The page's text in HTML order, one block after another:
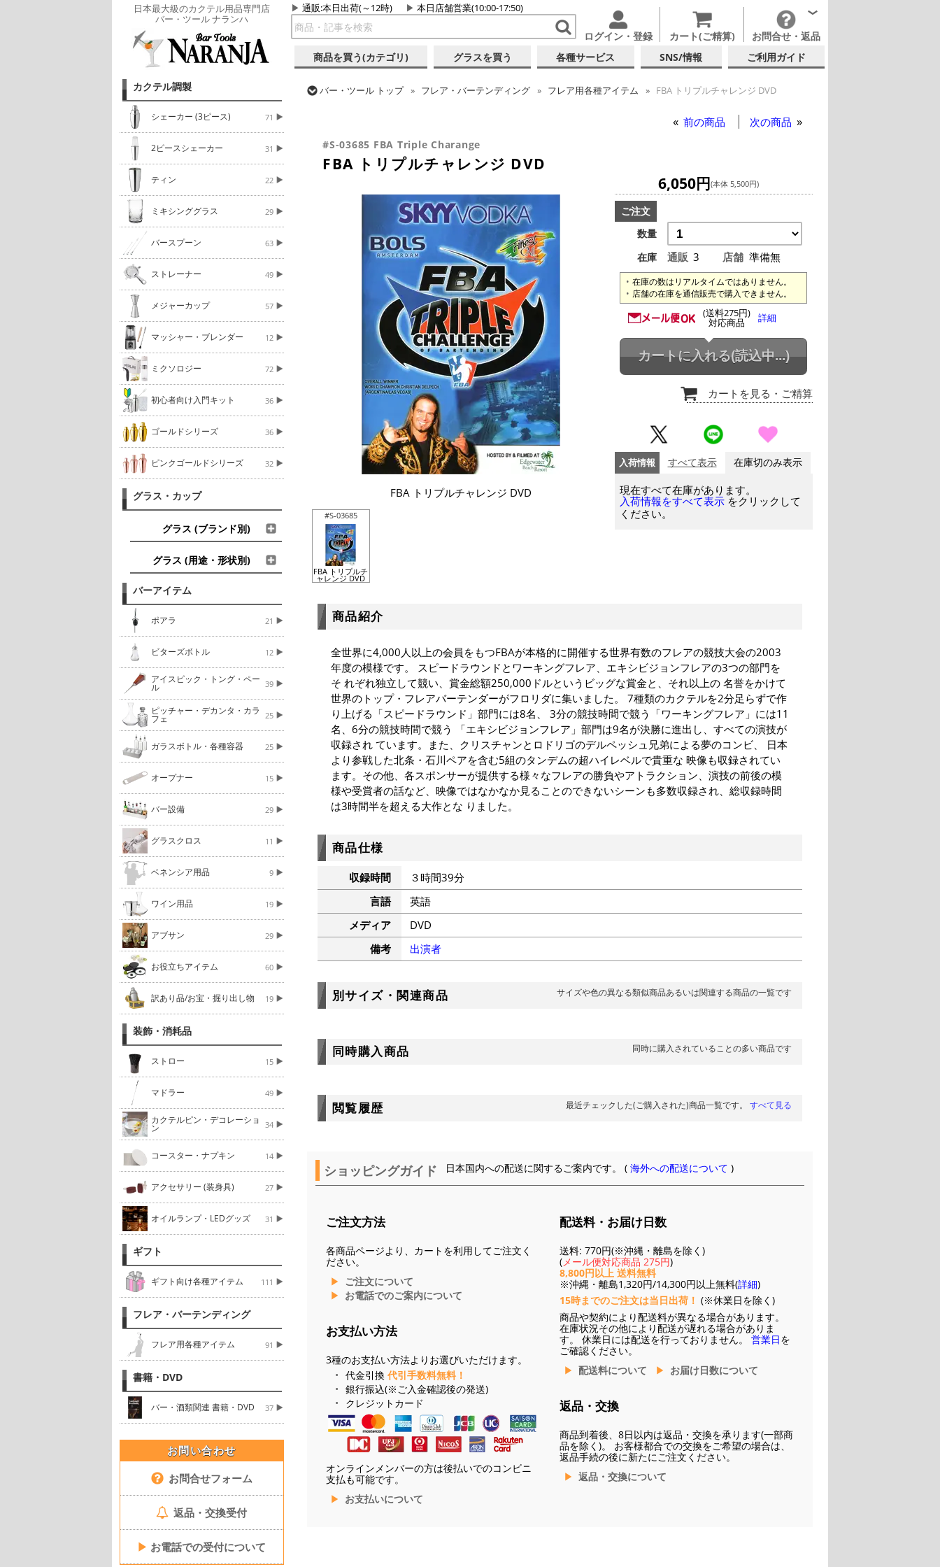
日本最大級のカクテル用品専門店
バー・ツール ナランハ
通販:本日出荷(～12時) 本日店舗営業(10:00-17:50)
ログイン・登録 カート(ご精算) お問合せ・返品
商品を買う(カテゴリ) グラスを買う 各種サービス SNS/情報 ご利用ガイド
カクテル調製
シェーカー (3ピース) 71
2ピースシェーカー 31
ティン 22
ミキシンググラス 29
バースプーン 63
ストレーナー 49
メジャーカップ 57
マッシャー・ブレンダー 12
ミクソロジー 72
初心者向け入門キット 36
ゴールドシリーズ 36
ピンクゴールドシリーズ 32
グラス・カップ
グラス (ブランド別)
グラス (用途・形状別)
バーアイテム
ポアラ 21
ビターズボトル 12
アイスピック・トング・ペー
ル 39
ピッチャー・デカンタ・カラ
フェ 25
ガラスボトル・各種容器 25
オープナー 15
バー設備 29
グラスクロス 11
ベネンシア用品 9
ワイン用品 19
アブサン 29
お役立ちアイテム 60
訳あり品/お宝・掘り出し物 19
装飾・消耗品
ストロー 15
マドラー 49
カクテルピン・デコレーショ
ン 34
コースター・ナプキン 14
アクセサリー (装身具) 27
オイルランプ・LEDグッズ 31
ギフト
ギフト向け各種アイテム 111
フレア・バーテンディング
フレア用各種アイテム 91
書籍・DVD
バー・酒類関連 書籍・DVD 37
お問い合わせ
お問合せフォーム
返品・交換受付
▶ お電話での受付について
バー・ツール トップ フレア・バーテンディング フレア用各種アイテム
FBA トリプルチャレンジ DVD
前の商品 次の商品
#S-03685 FBA Triple Charange
FBA トリプルチャレンジ DVD
FBA トリプルチャレンジ DVD
#S-03685
FBA トリプルチ
ャレンジ DVD
6,050円(本体 5,500円)
ご注文
数量
在庫
通販 3 店舗 準備無
在庫の数はリアルタイムではありません。
店舗の在庫を通信販売で購入できません。
(送料275円)
対応商品 詳細
カートに入れる(読込中...)
カートを見る ・ご精算
入荷情報 すべて表示 在庫切のみ表示
現在すべて在庫があります。
入荷情報をすべて表示 をクリックして
ください。
商品紹介
全世界に4,000人以上の会員をもつFBAが本格的に開催する世界有数のフレアの競技大会の2003
年度の模様です。 スピードラウンドとワーキングフレア、エキシビジョンフレアの3つの部門を
そ れぞれ独立して競い、賞金総額250,000ドルというビッグな賞金と、それ以上の 名誉をかけて
世界のトップ・フレアバーテンダーがフロリダに集いました。 7種類のカクテルを2分足らずで作
り上げる「スピードラウンド」部門には8名、 3分の競技時間で競う「ワーキングフレア」には11
名、6分の競技時間で競う 「エキシビジョンフレア」部門は9名が決勝に進出し、すべての演技が
収録され ています。また、クリスチャンとロドリゴのデルペッシュ兄弟による夢のコンビ、 日本
より参戦した北条・石川ペアを含む5組のタンデムの超ハイレベルで貴重な 映像も収録されてい
ます。その他、各スポンサーが提供する様々なフレアの勝負やアトラクション、演技の前後の模
様や受賞者の話など、映像ではなかなか見ることのできないシーンも多数収録され、総収録時間
は3時間半を超える大作とな りました。
商品仕様
収録時間
３時間39分
言語
英語
メディア
DVD
備考
出演者
別サイズ・関連商品 サイズや色の異なる類似商品あるいは関連する商品の一覧です
同時購入商品 同時に購入されていることの多い商品です
閲覧履歴 最近チェックした(ご購入された)商品一覧です。 すべて見る
ショッピングガイド 日本国内への配送に関するご案内です。 (海外への配送について )
ご注文方法
各商品ページより、カートを利用してご注文く
ださい。
ご注文について
お電話でのご案内について
お支払い方法
3種のお支払い方法よりお選びいただけます。
代金引換 代引手数料無料！
銀行振込(※ご入金確認後の発送)
クレジットカード
オンラインメンバーの方は後払いでのコンビニ
支払も可能です。
お支払いについて
配送料・お届け日数
送料: 770円(※沖縄・離島を除く)
(メール便対応商品 275円)
8,800円以上 送料無料
※沖縄・離島1,320円/14,300円以上無料(詳細)
15時までのご注文は当日出荷！ (※休業日を除く)
商品や契約により配送料が異なる場合があります。
在庫状況その他により配送が遅れる場合がありま
す。 休業日には配送を行っておりません。 営業日を
ご確認ください。
配送料について
お届け日数について
返品・交換
商品到着後、8日以内は返品・交換を承ります(一部商
品を除く)。 お客様都合での交換をご希望の場合は、
返品手続の後に新たにご注文ください。
返品・交換について